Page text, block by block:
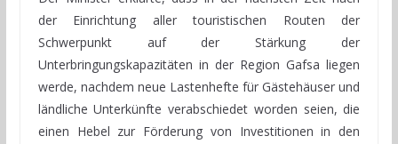
der Einrichtung aller touristischen Routen der
Schwerpunkt auf der Stärkung der
Unterbringungskapazitäten in der Region Gafsa liegen
werde, nachdem neue Lastenhefte für Gästehäuser und
ländliche Unterkünfte verabschiedet worden seien, die
einen Hebel zur Förderung von Investitionen in den